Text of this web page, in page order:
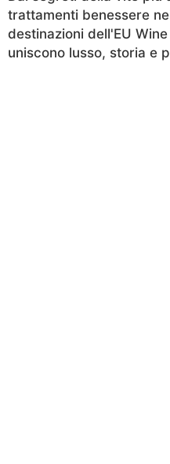
trattamenti benessere
destinazioni dell'EU
uniscono lusso, storia e